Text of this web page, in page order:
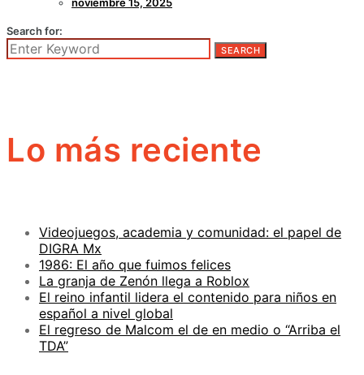
noviembre 15, 2025
Search for:
SEARCH
Lo más reciente
Videojuegos, academia y comunidad: el papel de
DIGRA Mx
1986: El año que fuimos felices
La granja de Zenón llega a Roblox
El reino infantil lidera el contenido para niños en
español a nivel global
El regreso de Malcom el de en medio o “Arriba el
TDA”